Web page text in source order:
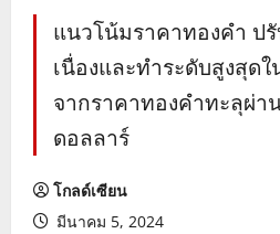
แนวโน้มราคาทองคำ ป
เนื่องและทำระดับสูงสุด
จากราคาทองคำทะลุผ่า
ดอลลาร์
โกลด์เซียน
มีนาคม 5, 2024